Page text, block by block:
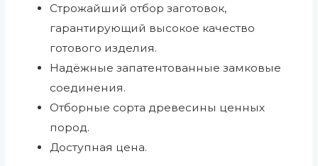
Строжайший отбор заготовок,
гарантирующий высокое качество
готового изделия.
Надёжные запатентованные замковые
соединения.
Отборные сорта древесины ценных
пород.
Доступная цена.